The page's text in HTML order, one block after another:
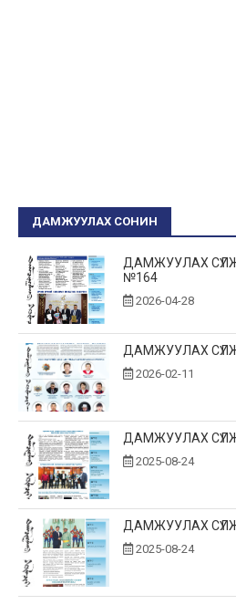
ДАМЖУУЛАХ СОНИН
ДАМЖУУЛАХ
№164
2026-04-28
ДАМЖУУЛАХ
2026-02-11
ДАМЖУУЛАХ
2025-08-24
ДАМЖУУЛАХ
2025-08-24